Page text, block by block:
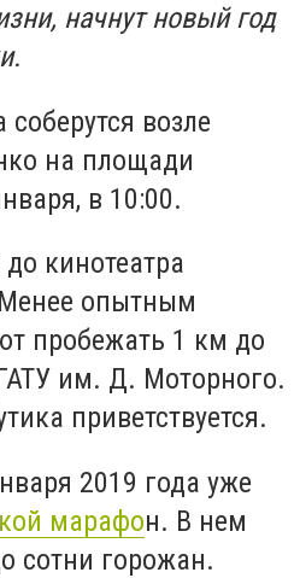
начнут новый год
возле
на площади
в 10:00.
кинотеатра
опытным
пробежать 1 км до
им. Д. Моторного.
приветствуется.
2019 года уже
марафон. В нем
сотни горожан.